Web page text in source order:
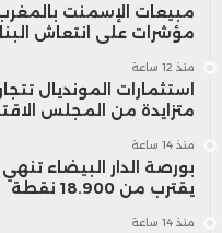
مؤشرات على انتعاش
منذ 12 ساعة
متزايدة من المجلس
منذ 14 ساعة
بورصة الدار البيضاء
يقترب من 18.900 نقطة
منذ 14 ساعة